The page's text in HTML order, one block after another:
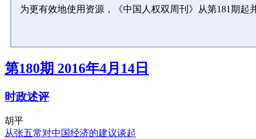
为更有效地使用资源，《中国人权双周刊》从第181期起
第180期 2016年4月14日
时政述评
胡平
从张五常对中国经济的建议谈起